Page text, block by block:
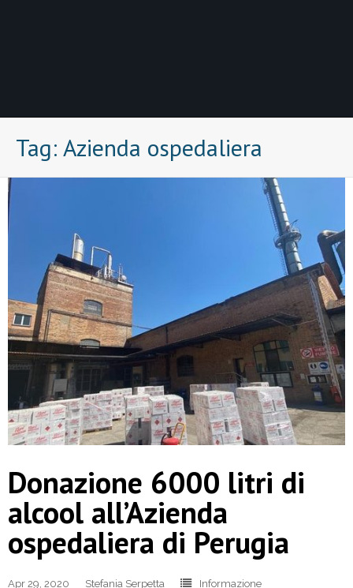
Tag: Azienda ospedaliera
Donazione 6000 litri di
alcool all’Azienda
ospedaliera di Perugia
Apr 29, 2020 Stefania Serpetta
Informazione